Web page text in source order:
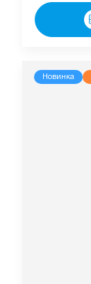
Новинка